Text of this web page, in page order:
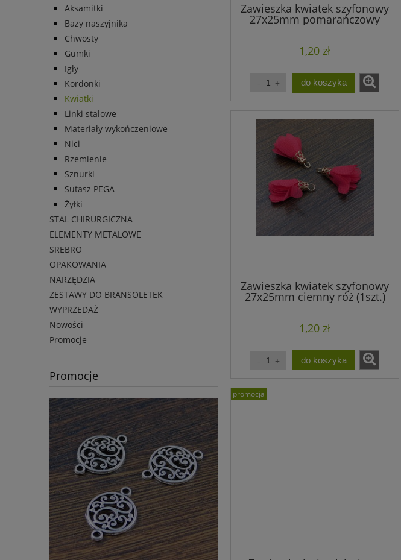
Aksamitki
Bazy naszyjnika
Chwosty
Gumki
Igły
Kordonki
Kwiatki
Linki stalowe
Materiały wykończeniowe
Nici
Rzemienie
Sznurki
Sutasz PEGA
Żyłki
STAL CHIRURGICZNA
ELEMENTY METALOWE
SREBRO
OPAKOWANIA
NARZĘDZIA
ZESTAWY DO BRANSOLETEK
WYPRZEDAŻ
Nowości
Promocje
Promocje
Zawieszka kwiatek szyfonowy
27x25mm pomarańczowy
(1szt)
1,20 zł
do koszyka
Zawieszka kwiatek szyfonowy
27x25mm ciemny róż (1szt.)
1,20 zł
do koszyka
promocja